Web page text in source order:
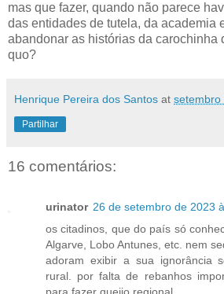
mas que fazer, quando não parece
das entidades de tutela, da academia
abandonar as histórias da carochinha
quo?
Henrique Pereira dos Santos at setembro
Partilhar
16 comentários:
urinator 26 de setembro de 2023
os citadinos, que do país só
Algarve, Lobo Antunes, etc. nem
adoram exibir a sua ignorância
rural. por falta de rebanhos